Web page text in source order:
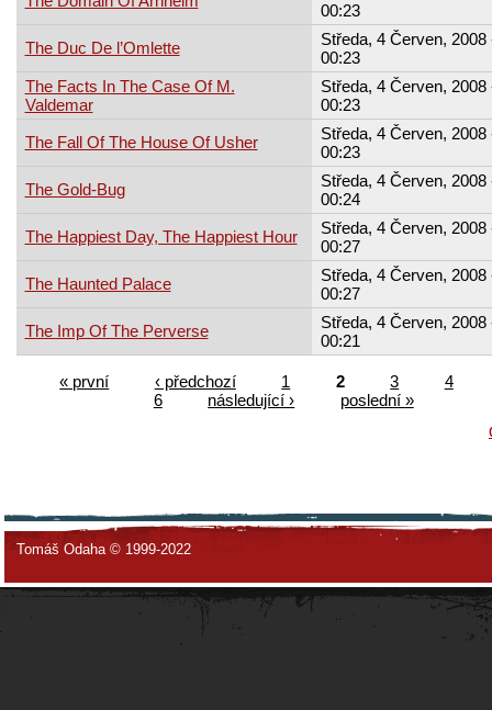
00:23
The Duc De l’Omlette
Středa, 4 Červen, 2008
00:23
The Facts In The Case Of M.
Valdemar
Středa, 4 Červen, 2008
00:23
The Fall Of The House Of Usher
Středa, 4 Červen, 2008
00:23
The Gold-Bug
Středa, 4 Červen, 2008
00:24
The Happiest Day, The Happiest Hour
Středa, 4 Červen, 2008
00:27
The Haunted Palace
Středa, 4 Červen, 2008
00:27
The Imp Of The Perverse
Středa, 4 Červen, 2008
00:21
« první ‹ předchozí 1 2 3
4
6
následující ›
poslední »
Tomáš Odaha © 1999-2022